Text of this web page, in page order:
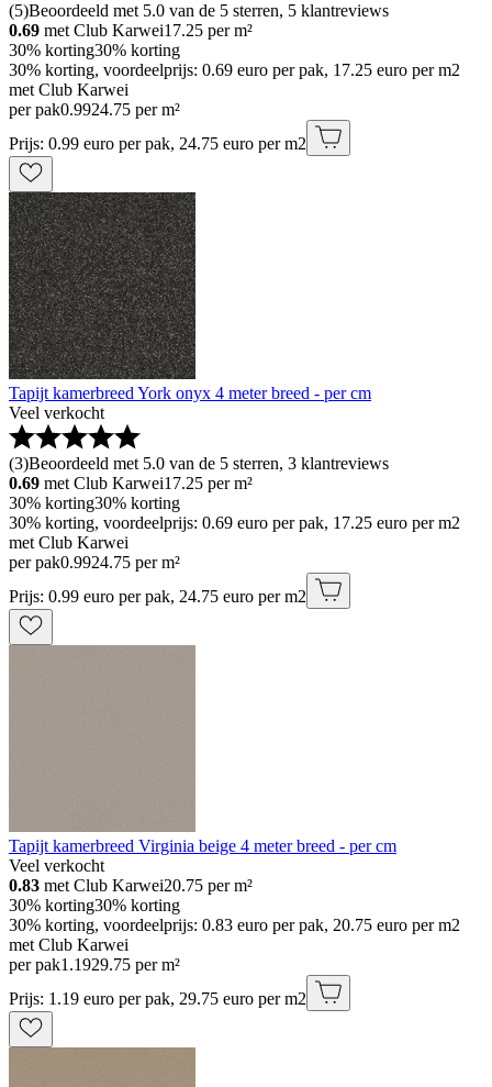
(5)Beoordeeld met 5.0 van de 5 sterren, 5 klantreviews
0.69 met Club Karwei17.25 per m²
30% korting30% korting
30% korting, voordeelprijs: 0.69 euro per pak, 17.25 euro per m2
met Club Karwei
per pak0.9924.75 per m²
Prijs: 0.99 euro per pak, 24.75 euro per m2
Tapijt kamerbreed York onyx 4 meter breed - per cm
Veel verkocht
(3)Beoordeeld met 5.0 van de 5 sterren, 3 klantreviews
0.69 met Club Karwei17.25 per m²
30% korting30% korting
30% korting, voordeelprijs: 0.69 euro per pak, 17.25 euro per m2
met Club Karwei
per pak0.9924.75 per m²
Prijs: 0.99 euro per pak, 24.75 euro per m2
Tapijt kamerbreed Virginia beige 4 meter breed - per cm
Veel verkocht
0.83 met Club Karwei20.75 per m²
30% korting30% korting
30% korting, voordeelprijs: 0.83 euro per pak, 20.75 euro per m2
met Club Karwei
per pak1 .1929.75 per m²
Prijs: 1.19 euro per pak, 29.75 euro per m2